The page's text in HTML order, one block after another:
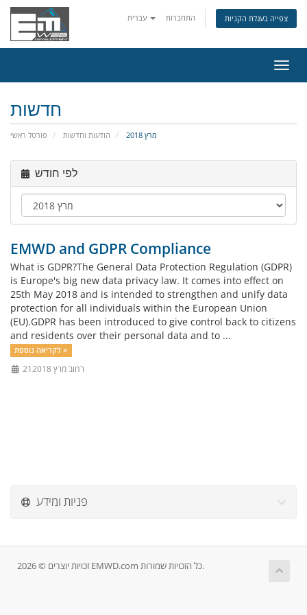
התחברות צפייה בעגלת הקניות
ניווט
חדשות
פורטל ראשי הודעות וחדשות מרץ 2018
לפי חודש
EMWD and GDPR Compliance
What is GDPR?The General Data Protection Regulation (GDPR)
is Europe's big new data privacy law. It comes into effect on
25th May 2018 and is intended to strengthen and unify data
protection for all individuals within the European Union
(EU).GDPR has been introduced to give control back to citizens
and residents over their personal data and to ...
לקריאה נוספת »
21רחוב מרץ 2018
פניות ומידע
זכויות יוצרים © 2026 EMWD.com כל הזכויות שמורות.